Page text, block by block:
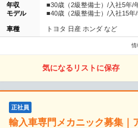
年収
モデル
■30歳（2級整備士）/入社5年/
■40歳（2級整備士）/入社15年
車種 トヨタ 日産 ホンダ など
情
気になるリストに保存
正社員
輸入車専門メカニック募集｜